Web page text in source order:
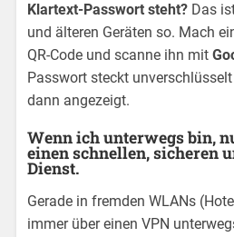
Klartext-Passwort steht? Das
und älteren Geräten so. Mach
QR-Code und scanne ihn mit
Passwort steckt
dann angezeigt.
Wenn ich unterwegs bin,
einen schnellen, sicheren
Dienst.
Gerade in fremden WLANs
immer über einen VPN